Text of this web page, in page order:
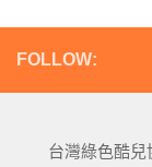
FOLLOW:
台灣綠色酷